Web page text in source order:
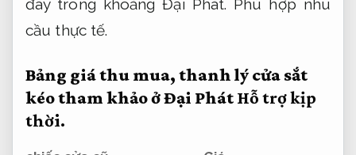
đây trong khoảng Đại Phát. Phù hợp nhu
cầu thực tế.
Bảng giá thu mua, thanh lý cửa sắt
kéo tham khảo ở Đại Phát Hỗ trợ kịp
thời.